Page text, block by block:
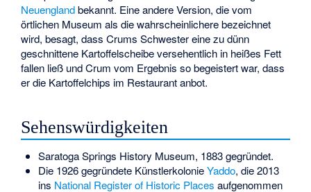
Neuenglandbekannt. Eine andere Version, die vom
örtlichen Museum als die wahrscheinlichere bezeichnet
wird, besagt, dass Crums Schwester eine zu dünn
geschnittene Kartoffelscheibe versehentlich in heißes Fett
fallen ließ und Crum vom Ergebnis so begeistert war, dass
er die Kartoffelchips im Restaurant anbot.
Sehenswürdigkeiten
Saratoga Springs History Museum, 1883 gegründet.
Die 1926 gegründete KünstlerkolonieYaddo, die 2013
ins National Register of Historic Places aufgenommen